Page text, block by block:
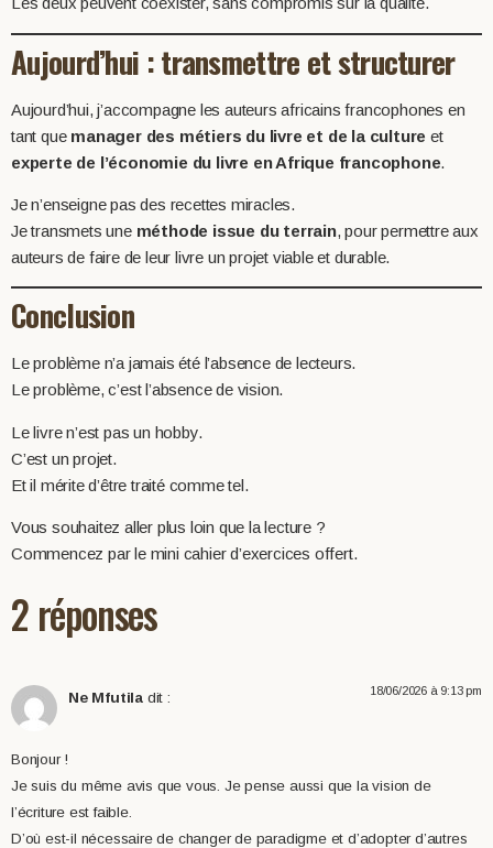
Aujourd’hui : transmettre et structurer
Aujourd’hui, j’accompagne les auteurs africains francophones en
tant que manager des métiers du livre et de la culture et
experte de l’économie du livre en Afrique francophone.
Je n’enseigne pas des recettes miracles.
Je transmets une méthode issue du terrain, pour permettre aux
auteurs de faire de leur livre un projet viable et durable.
Conclusion
Le problème n’a jamais été l’absence de lecteurs.
Le problème, c’est l’absence de vision.
Le livre n’est pas un hobby.
C’est un projet.
Et il mérite d’être traité comme tel.
Vous souhaitez aller plus loin que la lecture ?
Commencez par le mini cahier d’exercices offert.
2 réponses
Ne Mfutila dit : 18/06/2026 à 9:13 pm
Bonjour !
Je suis du même avis que vous. Je pense aussi que la vision de
l’écriture est faible.
D’où est-il nécessaire de changer de paradigme et d’adopter d’autres